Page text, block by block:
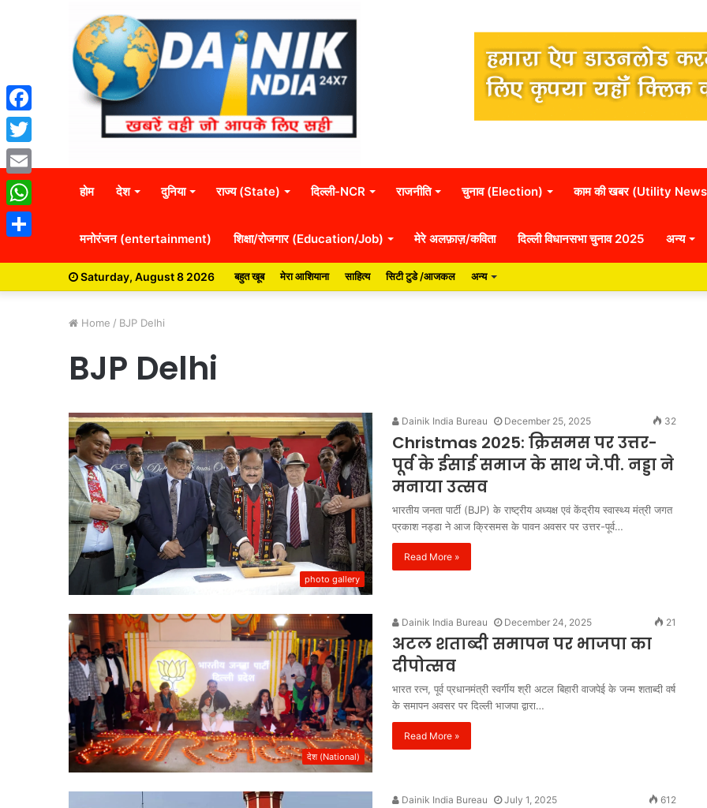
होम देश दुनिया राज्य (State) दिल्ली-NCR राजनीति चुनाव (Election) काम की खबर (Utility
मनोरंजन (entertainment) शिक्षा/रोजगार (Education/Job) मेरे अलफ़ाज़/कविता दिल्ली विधानसभा चुनाव 2025 अन्य
Saturday, August 8 2026 बहुत खूब मेरा आशियाना साहित्य सिटी टुडे /आजकल अन्य
Home / BJP Delhi
BJP Delhi
photo gallery
Dainik India Bureau December 25, 2025 32
Christmas 2025: क्रिसमस पर उत्तर-
पूर्व के ईसाई समाज के साथ जे.पी. नड्डा ने
मनाया उत्सव
भारतीय जनता पार्टी (BJP) के राष्ट्रीय अध्यक्ष एवं केंद्रीय स्वास्थ्य मंत्री जगत
प्रकाश नड्डा ने आज क्रिसमस के पावन अवसर पर उत्तर-पूर्व…
Read More »
देश (National)
Dainik India Bureau December 24, 2025 21
अटल शताब्दी समापन पर भाजपा का
दीपोत्सव
भारत रत्न, पूर्व प्रधानमंत्री स्वर्गीय श्री अटल बिहारी वाजपेई के जन्म शताब्दी वर्ष
के समापन अवसर पर दिल्ली भाजपा द्वारा…
Read More »
Dainik India Bureau July 1, 2025 612
Facebook
Twitter
Email
WhatsApp